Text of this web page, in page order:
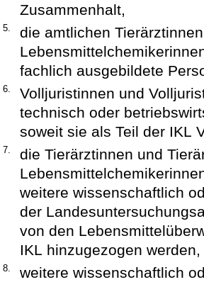
Zusammenhalt,
5.
die amtlichen
fachlich ausgebildete
6.
Volljuristinnen und
technisch oder
soweit sie als Teil der IKL
7.
die Tierärztinnen und
weitere wissenschaftlich
der
von den
IKL hinzugezogen werden,
8.
weitere wissenschaftlich